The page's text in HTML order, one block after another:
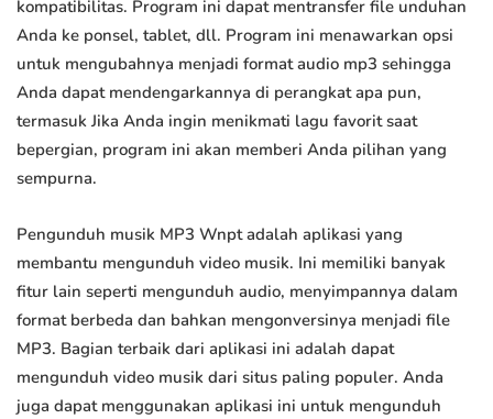
kompatibilitas. Program ini dapat mentransfer file unduhan
Anda ke ponsel, tablet, dll. Program ini menawarkan opsi
untuk mengubahnya menjadi format audio mp3 sehingga
Anda dapat mendengarkannya di perangkat apa pun,
termasuk Jika Anda ingin menikmati lagu favorit saat
bepergian, program ini akan memberi Anda pilihan yang
sempurna.
Pengunduh musik MP3 Wnpt adalah aplikasi yang
membantu mengunduh video musik. Ini memiliki banyak
fitur lain seperti mengunduh audio, menyimpannya dalam
format berbeda dan bahkan mengonversinya menjadi file
MP3. Bagian terbaik dari aplikasi ini adalah dapat
mengunduh video musik dari situs paling populer. Anda
juga dapat menggunakan aplikasi ini untuk mengunduh